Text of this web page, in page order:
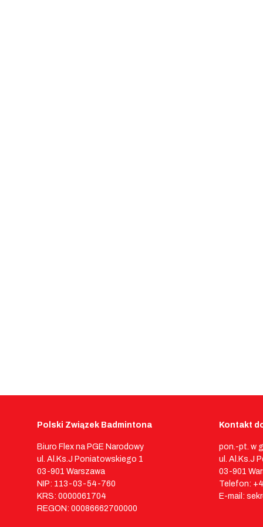
Polski Związek Badmintona
Biuro Flex na PGE Narodowy
ul. Al.Ks.J Poniatowskiego 1
03-901 Warszawa
NIP: 113-03-54-760
KRS: 0000061704
REGON: 00086662700000
Kontakt
pon.-pt. w
ul. Al.Ks.J
03-901
Telefon:
E-mail: